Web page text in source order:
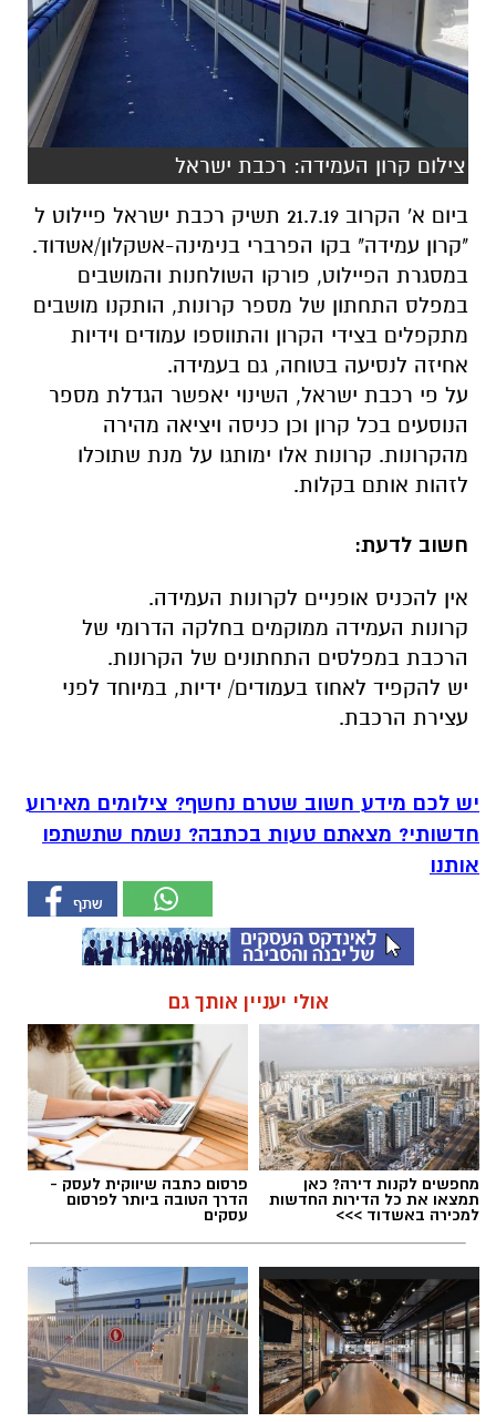
צילום קרון העמידה: רכבת ישראל
ביום א' הקרוב 21.7.19 תשיק רכבת ישראל פיילוט ל
"קרון עמידה" בקו הפרברי בנימינה-אשקלון/אשדוד.
במסגרת הפיילוט, פורקו השולחנות והמושבים
במפלס התחתון של מספר קרונות, הותקנו מושבים
מתקפלים בצידי הקרון והתווספו עמודים וידיות
אחיזה לנסיעה בטוחה, גם בעמידה.
על פי רכבת ישראל, השינוי יאפשר הגדלת מספר
הנוסעים בכל קרון וכן כניסה ויציאה מהירה
מהקרונות. קרונות אלו ימותגו על מנת שתוכלו
לזהות אותם בקלות.
חשוב לדעת:
אין להכניס אופניים לקרונות העמידה.
קרונות העמידה ממוקמים בחלקה הדרומי של
הרכבת במפלסים התחתונים של הקרונות.
יש להקפיד לאחוז בעמודים/ ידיות, במיוחד לפני
עצירת הרכבת.
יש לכם מידע חשוב שטרם נחשף? צילומים מאירוע
חדשותי? מצאתם טעות בכתבה? נשמח שתשתפו
אותנו
אולי יעניין אותך גם
מחפשים לקנות דירה? כאן
תמצאו את כל הדירות החדשות
למכירה באשדוד >>>
פרסום כתבה שיווקית לעסק -
הדרך הטובה ביותר לפרסום
עסקים